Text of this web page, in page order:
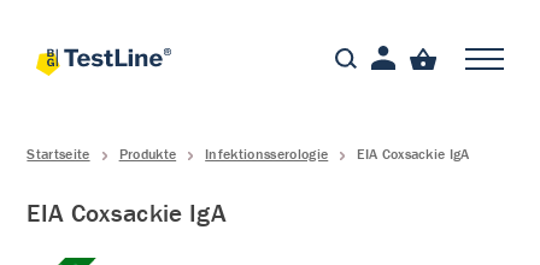
Startseite Produkte Infektionsserologie EIA Coxsackie IgA
EIA Coxsackie IgA